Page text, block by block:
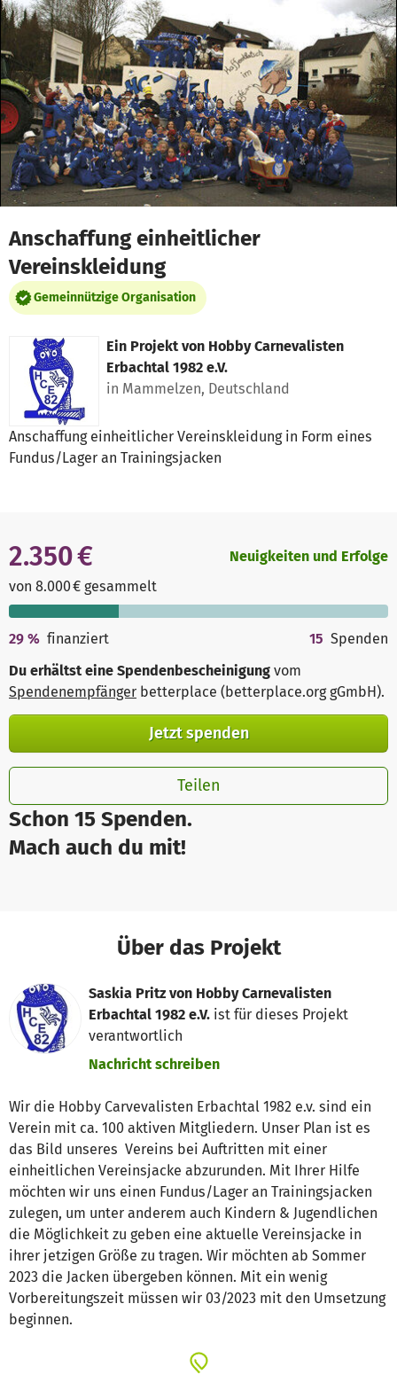
Zum Hauptinhalt springen
Erklärung zur Barrierefreiheit anzeigen
Anschaffung einheitlicher
Vereinskleidung
Gemeinnützige Organisation
Ein Projekt von Hobby Carnevalisten
Erbachtal 1982 e.V.
in Mammelzen, Deutschland
Anschaffung einheitlicher Vereinskleidung in Form eines
Fundus/Lager an Trainingsjacken
Schon 15 Spenden.
Mach auch du mit!
2.350 €
von 8.000 € gesammelt
Neuigkeiten und Erfolge
29 % finanziert 15 Spenden
Du erhältst eine Spendenbescheinigung vom
Spendenempfänger betterplace (betterplace.org gGmbH).
Jetzt spenden
Teilen
Über das Projekt
Saskia Pritz von Hobby Carnevalisten
Erbachtal 1982 e.V. ist für dieses Projekt
verantwortlich
Nachricht schreiben
Wir die Hobby Carvevalisten Erbachtal 1982 e.v. sind ein
Verein mit ca. 100 aktiven Mitgliedern. Unser Plan ist es
das Bild unseres Vereins bei Auftritten mit einer
einheitlichen Vereinsjacke abzurunden. Mit Ihrer Hilfe
möchten wir uns einen Fundus/Lager an Trainingsjacken
zulegen, um unter anderem auch Kindern & Jugendlichen
die Möglichkeit zu geben eine aktuelle Vereinsjacke in
ihrer jetzigen Größe zu tragen. Wir möchten ab Sommer
2023 die Jacken übergeben können. Mit ein wenig
Vorbereitungszeit müssen wir 03/2023 mit den Umsetzung
beginnen.